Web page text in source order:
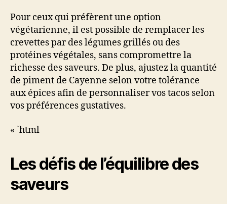
Pour ceux qui préfèrent une option
végétarienne, il est possible de remplacer les
crevettes par des légumes grillés ou des
protéines végétales, sans compromettre la
richesse des saveurs. De plus, ajustez la quantité
de piment de Cayenne selon votre tolérance
aux épices afin de personnaliser vos tacos selon
vos préférences gustatives.
« `html
Les défis de l’équilibre des
saveurs